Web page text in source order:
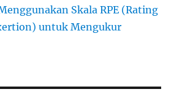
Skala RPE (Rating
untuk Mengukur